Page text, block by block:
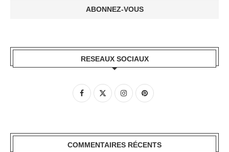
RESEAUX SOCIAUX
COMMENTAIRES RÉCENTS